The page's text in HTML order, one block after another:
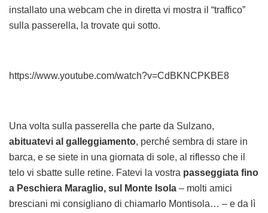
installato una webcam che in diretta vi mostra il “traffico”
sulla passerella, la trovate qui sotto.
https://www.youtube.com/watch?v=CdBKNCPKBE8
Una volta sulla passerella che parte da Sulzano,
abituatevi al galleggiamento, perché sembra di stare in
barca, e se siete in una giornata di sole, al riflesso che il
telo vi sbatte sulle retine. Fatevi la vostra passeggiata fino
a Peschiera Maraglio, sul Monte Isola – molti amici
bresciani mi consigliano di chiamarlo Montisola… – e da lì